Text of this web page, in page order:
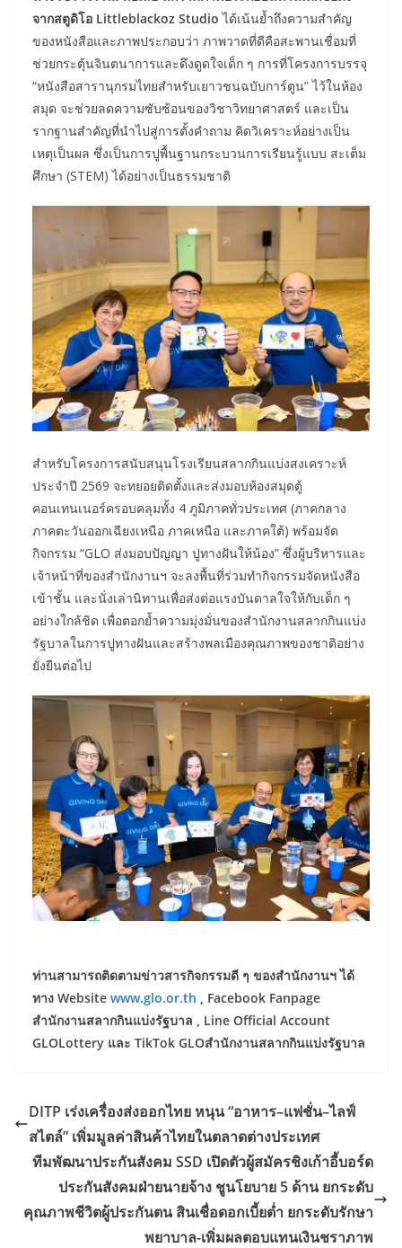
จากสตูดิโอ Littleblackoz Studio ได้เน้นย้ำถึงความสำคัญ
ของหนังสือและภาพประกอบว่า ภาพวาดที่ดีคือสะพานเชื่อมที่
ช่วยกระตุ้นจินตนาการและดึงดูดใจเด็ก ๆ การที่โครงการบรรจุ
“หนังสือสารานุกรมไทยสำหรับเยาวชนฉบับการ์ตูน” ไว้ในห้อง
สมุด จะช่วยลดความซับซ้อนของวิชาวิทยาศาสตร์ และเป็น
รากฐานสำคัญที่นำไปสู่การตั้งคำถาม คิดวิเคราะห์อย่างเป็น
เหตุเป็นผล ซึ่งเป็นการปูพื้นฐานกระบวนการเรียนรู้แบบ สะเต็ม
ศึกษา (STEM) ได้อย่างเป็นธรรมชาติ
สำหรับโครงการสนับสนุนโรงเรียนสลากกินแบ่งสงเคราะห์
ประจำปี 2569 จะทยอยติดตั้งและส่งมอบห้องสมุดตู้
คอนเทนเนอร์ครอบคลุมทั้ง 4 ภูมิภาคทั่วประเทศ (ภาคกลาง
ภาคตะวันออกเฉียงเหนือ ภาคเหนือ และภาคใต้) พร้อมจัด
กิจกรรม “GLO ส่งมอบปัญญา ปูทางฝันให้น้อง” ซึ่งผู้บริหารและ
เจ้าหน้าที่ของสำนักงานฯ จะลงพื้นที่ร่วมทำกิจกรรมจัดหนังสือ
เข้าชั้น และนั่งเล่านิทานเพื่อส่งต่อแรงบันดาลใจให้กับเด็ก ๆ
อย่างใกล้ชิด เพื่อตอกย้ำความมุ่งมั่นของสำนักงานสลากกินแบ่ง
รัฐบาลในการปูทางฝันและสร้างพลเมืองคุณภาพของชาติอย่าง
ยั่งยืนต่อไป
ท่านสามารถติดตามข่าวสารกิจกรรมดี ๆ ของสำนักงานฯ ได้
ทาง Website www.glo.or.th , Facebook Fanpage
สำนักงานสลากกินแบ่งรัฐบาล , Line Official Account
GLOLottery และ TikTok GLOสำนักงานสลากกินแบ่งรัฐบาล
DITP เร่งเครื่องส่งออกไทย หนุน “อาหาร–แฟชั่น–ไลฟ์
สไตล์” เพิ่มมูลค่าสินค้าไทยในตลาดต่างประเทศ
ทีมพัฒนาประกันสังคม SSD เปิดตัวผู้สมัครชิงเก้าอี้บอร์ด
ประกันสังคมฝ่ายนายจ้าง ชูนโยบาย 5 ด้าน ยกระดับ
คุณภาพชีวิตผู้ประกันตน สินเชื่อดอกเบี้ยต่ำ ยกระดับรักษา
พยาบาล-เพิ่มผลตอบแทนเงินชราภาพ